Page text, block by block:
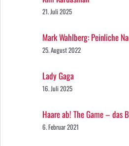
21. Juli 2025
Mark Wahlberg: Peinliche
25. August 2022
Lady Gaga
16. Juli 2025
Haare ab! The Game – das
6. Februar 2021